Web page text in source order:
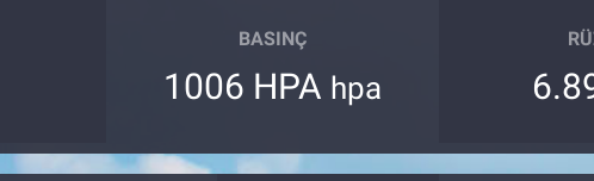
BASINÇ
1006 HPA hpa